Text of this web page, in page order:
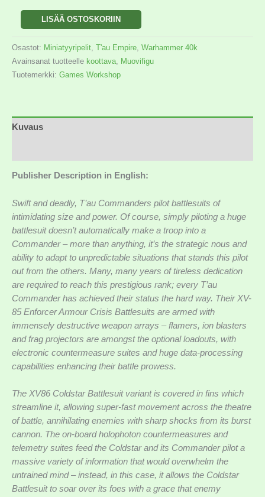
LISÄÄ OSTOSKORIIN
Osastot: Miniatyyripelit, T'au Empire, Warhammer 40k
Avainsanat tuotteelle koottava, Muovifigu
Tuotemerkki: Games Workshop
Kuvaus
Publisher Description in English:
Swift and deadly, T’au Commanders pilot battlesuits of
intimidating size and power. Of course, simply piloting a huge
battlesuit doesn’t automatically make a troop into a
Commander – more than anything, it’s the strategic nous and
ability to adapt to unpredictable situations that stands this pilot
out from the others. Many, many years of tireless dedication
are required to reach this prestigious rank; every T’au
Commander has achieved their status the hard way. Their XV-
85 Enforcer Armour Crisis Battlesuits are armed with
immensely destructive weapon arrays – flamers, ion blasters
and frag projectors are amongst the optional loadouts, with
electronic countermeasure suites and huge data-processing
capabilities enhancing their battle prowess.
The XV86 Coldstar Battlesuit variant is covered in fins which
streamline it, allowing super-fast movement across the theatre
of battle, annihilating enemies with sharp shocks from its burst
cannon. The on-board holophoton countermeasures and
telemetry suites feed the Coldstar and its Commander pilot a
massive variety of information that would overwhelm the
untrained mind – instead, in this case, it allows the Coldstar
Battlesuit to soar over its foes with a grace that enemy